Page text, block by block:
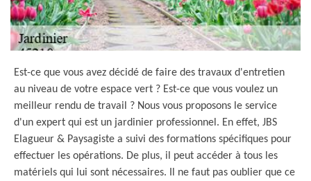
Est-ce que vous avez décidé de faire des travaux d'entretien
au niveau de votre espace vert ? Est-ce que vous voulez un
meilleur rendu de travail ? Nous vous proposons le service
d'un expert qui est un jardinier professionnel. En effet, JBS
Elagueur & Paysagiste a suivi des formations spécifiques pour
effectuer les opérations. De plus, il peut accéder à tous les
matériels qui lui sont nécessaires. Il ne faut pas oublier que ce